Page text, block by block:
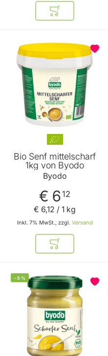
In den Warenkorb
Bio Senf mittelscharf
1kg von Byodo
Byodo
€ 612
Inkl. 7% MwSt., zzgl. Versand
€ 6,12 / 1 kg
In den Warenkorb
-5 %